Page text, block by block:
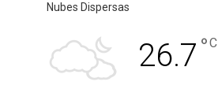
Nubes Dispersas
26.7 °C